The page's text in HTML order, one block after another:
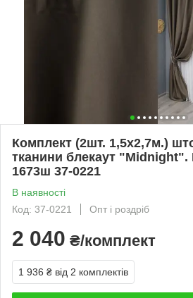
Комплект (2шт. 1,5х2,7м.)
тканини блекаут "Midnight".
1673ш 37-0221
В наявності
Код: 37-0221
Опт і роздріб
2 040 ₴/комплект
1 936 ₴ від 2 комплектів